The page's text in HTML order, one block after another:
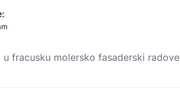
fracusku molersko fasaderski radove